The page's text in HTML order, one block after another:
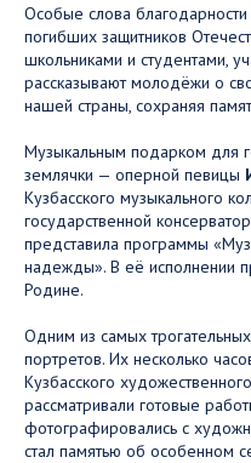
Особые слова
погибших защитников
школьниками и студентами,
рассказывают молодёжи о
нашей страны, сохраняя
Музыкальным подарком для
землячки — оперной певицы
Кузбасского музыкального
государственной
представила программы
надежды». В её исполнении
Родине.
Одним из самых
портретов. Их несколько
Кузбасского
рассматривали готовые
фотографировались с
стал памятью об особенном